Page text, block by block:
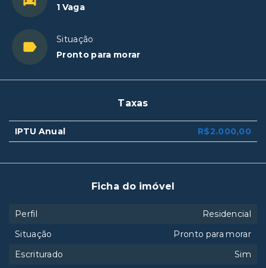
1 Vaga
Situação
Pronto para morar
Taxas
IPTU Anual R$2.000,00
Ficha do imóvel
Perfil
Residencial
Situação
Pronto para morar
Escriturado
Sim